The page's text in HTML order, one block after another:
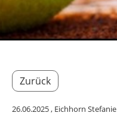
Zurück
26.06.2025, Eichhorn Stefanie